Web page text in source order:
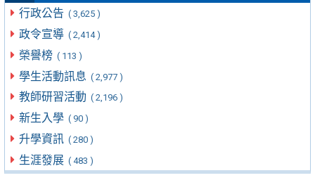
行政公告 ( 3,625 )
政令宣導 ( 2,414 )
榮譽榜 ( 113 )
學生活動訊息 ( 2,977 )
教師研習活動 ( 2,196 )
新生入學 ( 90 )
升學資訊 ( 280 )
生涯發展 ( 483 )